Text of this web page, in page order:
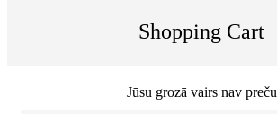
Shopping Cart
Jūsu grozā vairs nav preču